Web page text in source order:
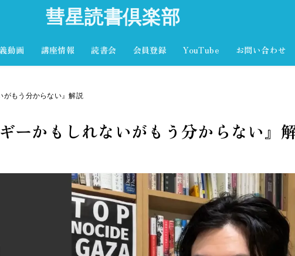
彗星読書倶楽部
動画 講座情報 読書会 会員登録 YouTube お問い合わせ
がもう分からない』解説
ーかもしれないがもう分からない』